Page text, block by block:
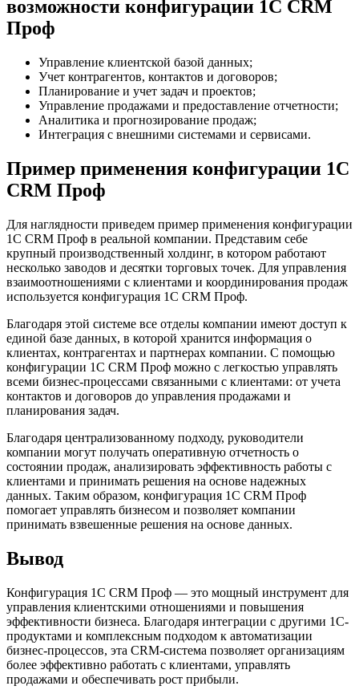
возможности конфигурации 1C CRM
Проф
Управление клиентской базой данных;
Учет контрагентов, контактов и договоров;
Планирование и учет задач и проектов;
Управление продажами и предоставление отчетности;
Аналитика и прогнозирование продаж;
Интеграция с внешними системами и сервисами.
Пример применения конфигурации 1C
CRM Проф
Для наглядности приведем пример применения конфигурации
1C CRM Проф в реальной компании. Представим себе
крупный производственный холдинг, в котором работают
несколько заводов и десятки торговых точек. Для управления
взаимоотношениями с клиентами и координирования продаж
используется конфигурация 1C CRM Проф.
Благодаря этой системе все отделы компании имеют доступ к
единой базе данных, в которой хранится информация о
клиентах, контрагентах и партнерах компании. С помощью
конфигурации 1C CRM Проф можно с легкостью управлять
всеми бизнес-процессами связанными с клиентами: от учета
контактов и договоров до управления продажами и
планирования задач.
Благодаря централизованному подходу, руководители
компании могут получать оперативную отчетность о
состоянии продаж, анализировать эффективность работы с
клиентами и принимать решения на основе надежных
данных. Таким образом, конфигурация 1C CRM Проф
помогает управлять бизнесом и позволяет компании
принимать взвешенные решения на основе данных.
Вывод
Конфигурация 1C CRM Проф — это мощный инструмент для
управления клиентскими отношениями и повышения
эффективности бизнеса. Благодаря интеграции с другими 1С-
продуктами и комплексным подходом к автоматизации
бизнес-процессов, эта CRM-система позволяет организациям
более эффективно работать с клиентами, управлять
продажами и обеспечивать рост прибыли.